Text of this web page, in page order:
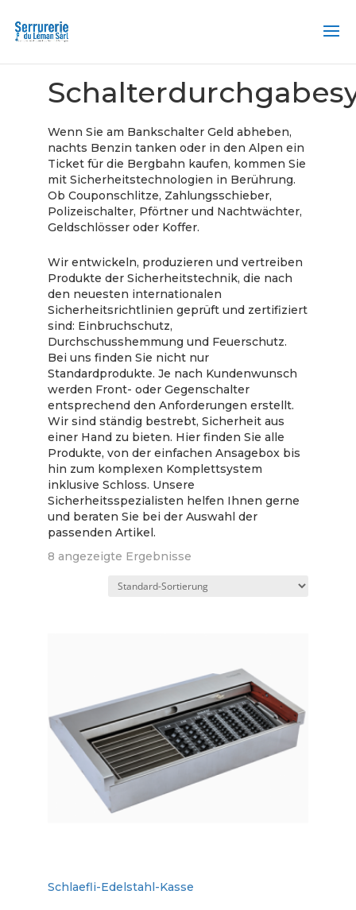
Wenn Sie am Bankschalter Geld abheben,
nachts Benzin tanken oder in den Alpen ein
Ticket für die Bergbahn kaufen, kommen Sie
mit Sicherheitstechnologien in Berührung.
Ob Couponschlitze, Zahlungsschieber,
Polizeischalter, Pförtner und Nachtwächter,
Geldschlösser oder Koffer.
Wir entwickeln, produzieren und vertreiben
Produkte der Sicherheitstechnik, die nach
den neuesten internationalen
Sicherheitsrichtlinien geprüft und zertifiziert
sind: Einbruchschutz,
Durchschusshemmung und Feuerschutz.
Bei uns finden Sie nicht nur
Standardprodukte. Je nach Kundenwunsch
werden Front- oder Gegenschalter
entsprechend den Anforderungen erstellt.
Wir sind ständig bestrebt, Sicherheit aus
einer Hand zu bieten. Hier finden Sie alle
Produkte, von der einfachen Ansagebox bis
hin zum komplexen Komplettsystem
inklusive Schloss. Unsere
Sicherheitsspezialisten helfen Ihnen gerne
und beraten Sie bei der Auswahl der
passenden Artikel.
8 angezeigte Ergebnisse
Schlaefli-Edelstahl-Kasse